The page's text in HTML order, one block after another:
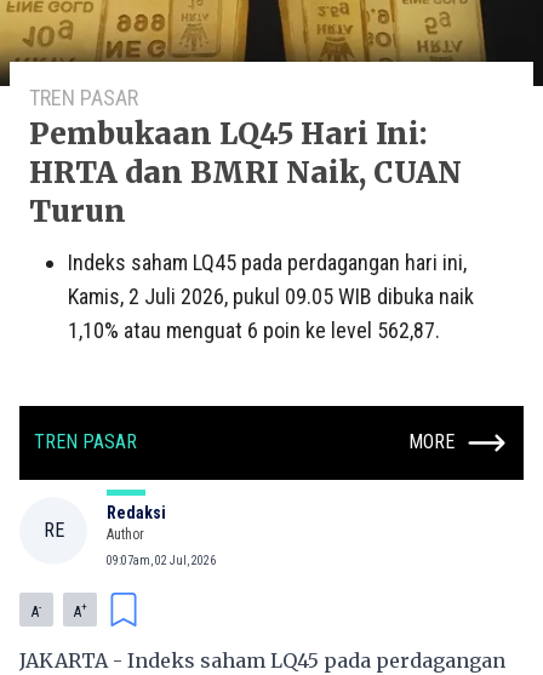
TREN PASAR
Pembukaan LQ45 Hari Ini:
HRTA dan BMRI Naik, CUAN
Turun
Indeks saham LQ45 pada perdagangan hari ini,
Kamis, 2 Juli 2026, pukul 09.05 WIB dibuka naik
1,10% atau menguat 6 poin ke level 562,87.
TREN PASAR MORE
RE
Redaksi
Author
09:07am, 02 Jul, 2026
A- A+
JAKARTA - Indeks saham LQ45 pada perdagangan